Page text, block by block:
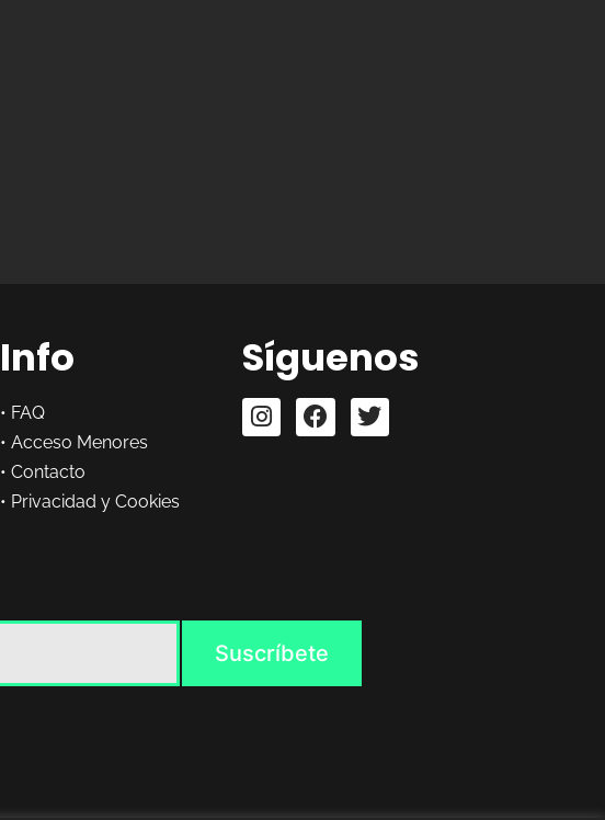
Info
• FAQ
•Acceso Menores
•Contacto
• Privacidad y Cookies
Síguenos